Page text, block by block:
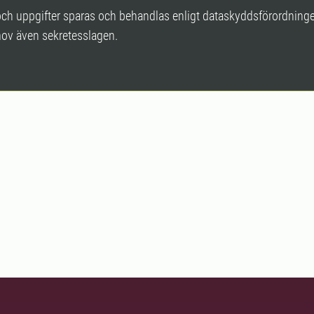
uppgifter sparas och behandlas enligt
även sekretesslagen.